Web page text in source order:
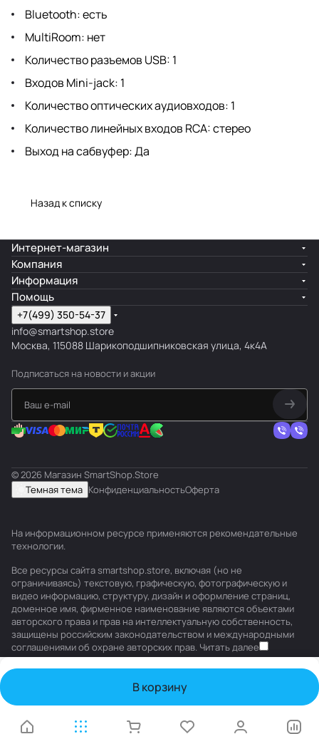
Bluetooth: есть
MultiRoom: нет
Количество разъемов USB: 1
Входов Mini-jack: 1
Количество оптических аудиовходов: 1
Количество линейных входов RCA: стерео
Выход на сабвуфер: Да
Назад к списку
В корзину
Интернет-магазин
Компания
Информация
Помощь
+7(499) 350-54-37
info@smartshop.store
Москва, 115088 Шарикоподшипниковская улица, 4к4А
Подписаться на новости и акции
© 2026 Магазин SmartShop.Store
Темная тема КонфиденциальностьОферта
На информационном ресурсе применяются рекомендательные
технологии.
Все ресурсы сайта smartshop.store, включая (но не
ограничиваясь) текстовую, графическую, фотографическую и
видео информацию, структуру, дизайн и оформление страниц,
доменное имя, фирменное наименование являются объектами
авторского права и прав на интеллектуальную собственность,
защищены российским законодательством и международными
соглашениями об охране авторских прав. Читать далее